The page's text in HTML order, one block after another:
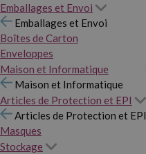
Emballages et Envoi
Emballages et Envoi
Boîtes de Carton
Enveloppes
Maison et Informatique
Maison et Informatique
Articles de Protection et EPI
Articles de Protection et EPI
Masques
Stockage